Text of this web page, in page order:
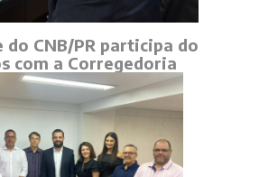
do CNB/PR participa do
com a Corregedoria